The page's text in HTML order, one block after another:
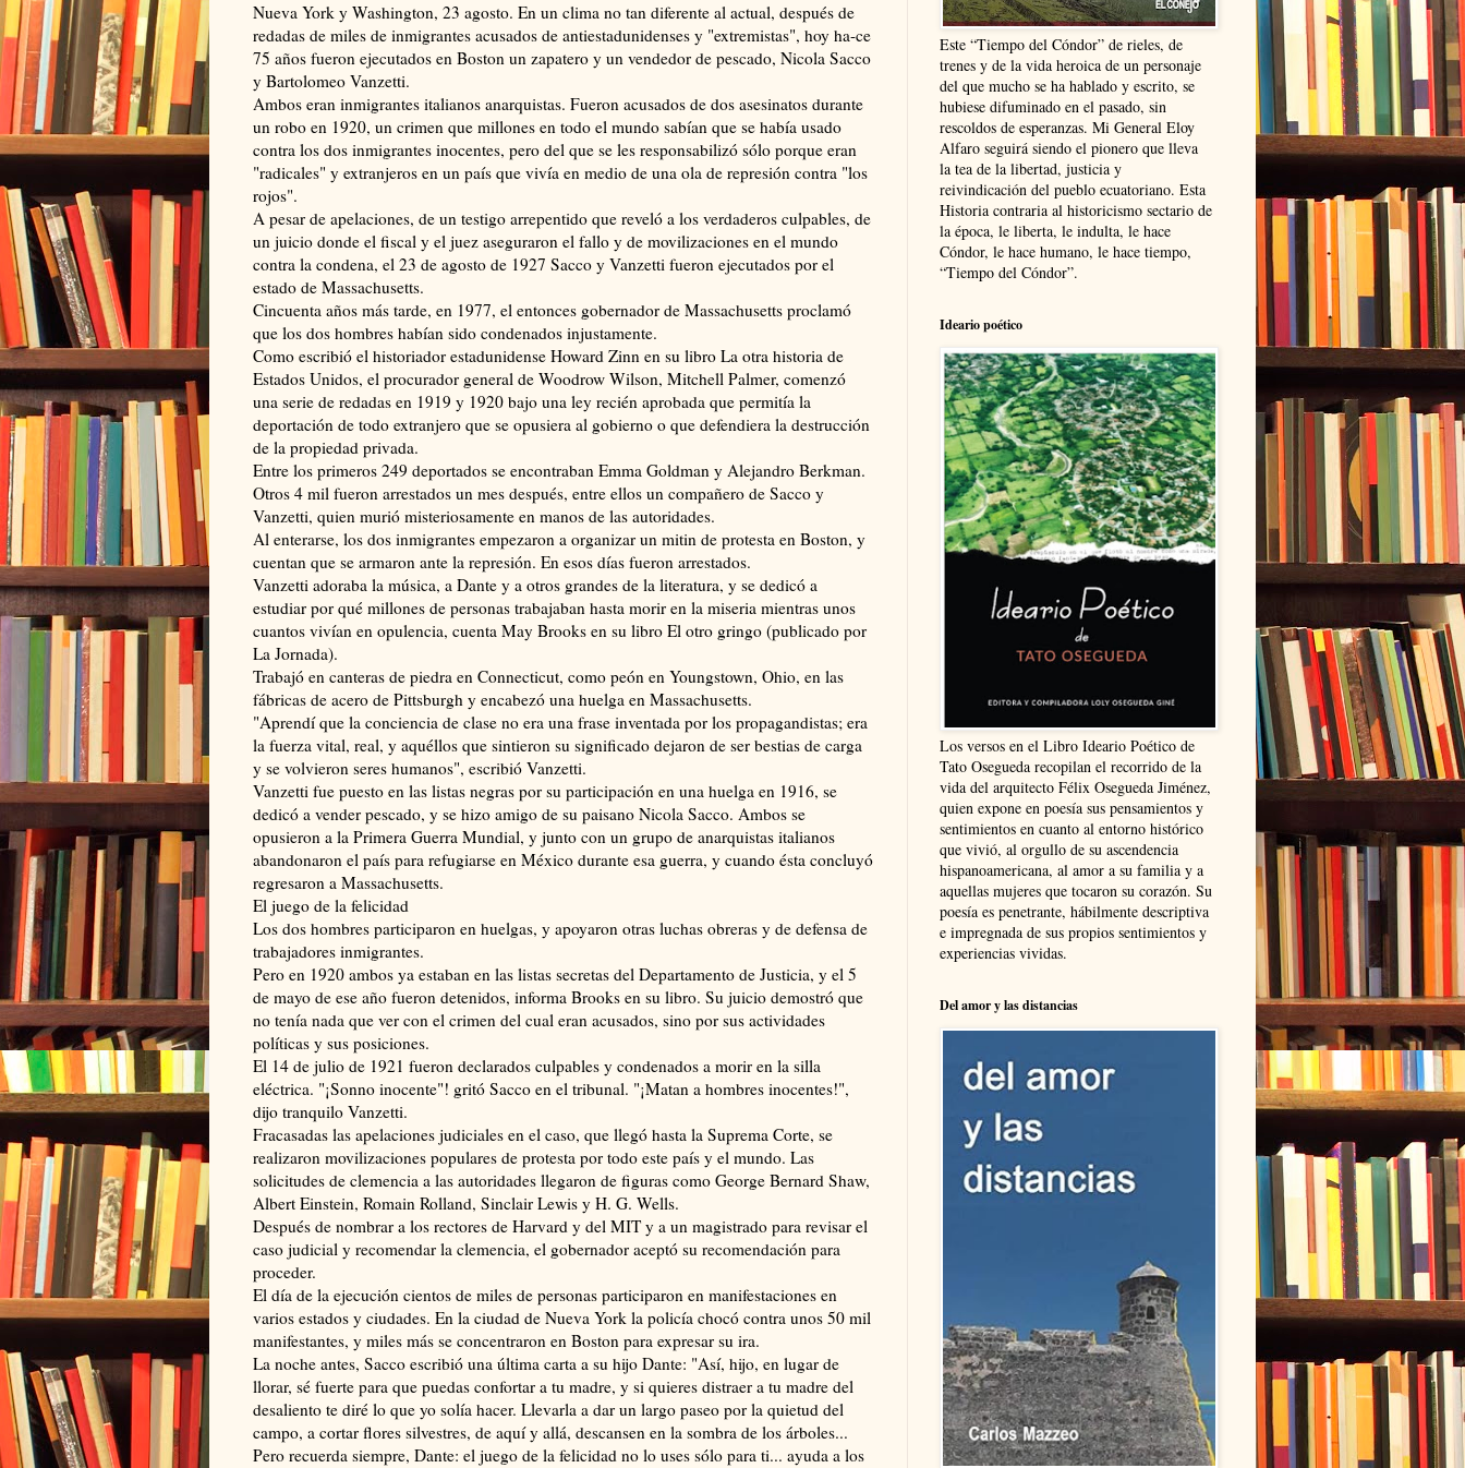
Nueva York y Washington, 23 agosto. En un clima no tan diferente al actual, después de
redadas de miles de inmigrantes acusados de antiestadunidenses y "extremistas", hoy ha-ce
75 años fueron ejecutados en Boston un zapatero y un vendedor de pescado, Nicola Sacco
y Bartolomeo Vanzetti.
Ambos eran inmigrantes italianos anarquistas. Fueron acusados de dos asesinatos durante
un robo en 1920, un crimen que millones en todo el mundo sabían que se había usado
contra los dos inmigrantes inocentes, pero del que se les responsabilizó sólo porque eran
"radicales" y extranjeros en un país que vivía en medio de una ola de represión contra "los
rojos".
A pesar de apelaciones, de un testigo arrepentido que reveló a los verdaderos culpables, de
un juicio donde el fiscal y el juez aseguraron el fallo y de movilizaciones en el mundo
contra la condena, el 23 de agosto de 1927 Sacco y Vanzetti fueron ejecutados por el
estado de Massachusetts.
Cincuenta años más tarde, en 1977, el entonces gobernador de Massachusetts proclamó
que los dos hombres habían sido condenados injustamente.
Como escribió el historiador estadunidense Howard Zinn en su libro La otra historia de
Estados Unidos, el procurador general de Woodrow Wilson, Mitchell Palmer, comenzó
una serie de redadas en 1919 y 1920 bajo una ley recién aprobada que permitía la
deportación de todo extranjero que se opusiera al gobierno o que defendiera la destrucción
de la propiedad privada.
Entre los primeros 249 deportados se encontraban Emma Goldman y Alejandro Berkman.
Otros 4 mil fueron arrestados un mes después, entre ellos un compañero de Sacco y
Vanzetti, quien murió misteriosamente en manos de las autoridades.
Al enterarse, los dos inmigrantes empezaron a organizar un mitin de protesta en Boston, y
cuentan que se armaron ante la represión. En esos días fueron arrestados.
Vanzetti adoraba la música, a Dante y a otros grandes de la literatura, y se dedicó a
estudiar por qué millones de personas trabajaban hasta morir en la miseria mientras unos
cuantos vivían en opulencia, cuenta May Brooks en su libro El otro gringo (publicado por
La Jornada).
Trabajó en canteras de piedra en Connecticut, como peón en Youngstown, Ohio, en las
fábricas de acero de Pittsburgh y encabezó una huelga en Massachusetts.
"Aprendí que la conciencia de clase no era una frase inventada por los propagandistas; era
la fuerza vital, real, y aquéllos que sintieron su significado dejaron de ser bestias de carga
y se volvieron seres humanos", escribió Vanzetti.
Vanzetti fue puesto en las listas negras por su participación en una huelga en 1916, se
dedicó a vender pescado, y se hizo amigo de su paisano Nicola Sacco. Ambos se
opusieron a la Primera Guerra Mundial, y junto con un grupo de anarquistas italianos
abandonaron el país para refugiarse en México durante esa guerra, y cuando ésta concluyó
regresaron a Massachusetts.
El juego de la felicidad
Los dos hombres participaron en huelgas, y apoyaron otras luchas obreras y de defensa de
trabajadores inmigrantes.
Pero en 1920 ambos ya estaban en las listas secretas del Departamento de Justicia, y el 5
de mayo de ese año fueron detenidos, informa Brooks en su libro. Su juicio demostró que
no tenía nada que ver con el crimen del cual eran acusados, sino por sus actividades
políticas y sus posiciones.
El 14 de julio de 1921 fueron declarados culpables y condenados a morir en la silla
eléctrica. "¡Sonno inocente"! gritó Sacco en el tribunal. "¡Matan a hombres inocentes!",
dijo tranquilo Vanzetti.
Fracasadas las apelaciones judiciales en el caso, que llegó hasta la Suprema Corte, se
realizaron movilizaciones populares de protesta por todo este país y el mundo. Las
solicitudes de clemencia a las autoridades llegaron de figuras como George Bernard Shaw,
Albert Einstein, Romain Rolland, Sinclair Lewis y H. G. Wells.
Después de nombrar a los rectores de Harvard y del MIT y a un magistrado para revisar el
caso judicial y recomendar la clemencia, el gobernador aceptó su recomendación para
proceder.
El día de la ejecución cientos de miles de personas participaron en manifestaciones en
varios estados y ciudades. En la ciudad de Nueva York la policía chocó contra unos 50 mil
manifestantes, y miles más se concentraron en Boston para expresar su ira.
La noche antes, Sacco escribió una última carta a su hijo Dante: "Así, hijo, en lugar de
llorar, sé fuerte para que puedas confortar a tu madre, y si quieres distraer a tu madre del
desaliento te diré lo que yo solía hacer. Llevarla a dar un largo paseo por la quietud del
campo, a cortar flores silvestres, de aquí y allá, descansen en la sombra de los árboles...
Pero recuerda siempre, Dante: el juego de la felicidad no lo uses sólo para ti... ayuda a los
Este “Tiempo del Cóndor” de rieles, de
trenes y de la vida heroica de un personaje
del que mucho se ha hablado y escrito, se
hubiese difuminado en el pasado, sin
rescoldos de esperanzas. Mi General Eloy
Alfaro seguirá siendo el pionero que lleva
la tea de la libertad, justicia y
reivindicación del pueblo ecuatoriano. Esta
Historia contraria al historicismo sectario de
la época, le liberta, le indulta, le hace
Cóndor, le hace humano, le hace tiempo,
“Tiempo del Cóndor”.
Ideario poético
Los versos en el Libro Ideario Poético de
Tato Osegueda recopilan el recorrido de la
vida del arquitecto Félix Osegueda Jiménez,
quien expone en poesía sus pensamientos y
sentimientos en cuanto al entorno histórico
que vivió, al orgullo de su ascendencia
hispanoamericana, al amor a su familia y a
aquellas mujeres que tocaron su corazón. Su
poesía es penetrante, hábilmente descriptiva
e impregnada de sus propios sentimientos y
experiencias vividas.
Del amor y las distancias